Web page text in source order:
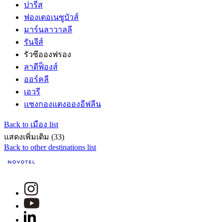
ปารีส
ฟองเตอเนซูบัวส์
มาร์นลาวาลลี
รันจีส์
รัวซีอองฟรอง
ลาดีฟ็องส์
ออร์คลี
เอวรี
แซงกองแตงอองอีฟลีน
Back to เมือง list
แสดงเพิ่มเติม (33)
Back to other destinations list